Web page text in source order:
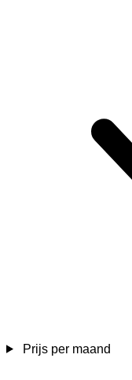
Prijs per maand